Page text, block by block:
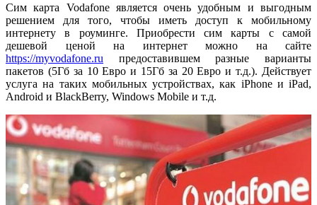
Cим карта Vodafone является очень удобным и выгодным
решением для того, чтобы иметь доступ к мобильному
интернету в роуминге. Приобрести сим карты с самой
дешевой ценой на интернет можно на сайте
https://myvodafone.ru предоставившем разные варианты
пакетов (5Гб за 10 Евро и 15Гб за 20 Евро и т.д.). Действует
услуга на таких мобильных устройствах, как iPhone и iPad,
Android и BlackBerry, Windows Mobile и т.д.